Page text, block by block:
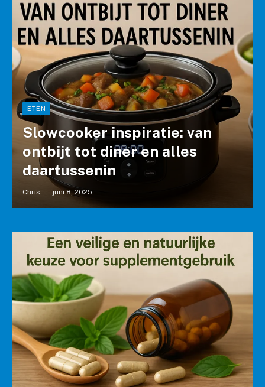
ETEN
Slowcooker inspiratie: van
ontbijt tot diner en alles
daartussenin
Chris juni 8, 2025